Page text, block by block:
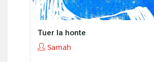
Tuer la honte
Samah